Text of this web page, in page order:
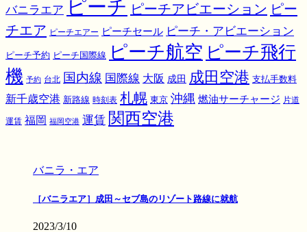
バニラエア ピーチ ピーチアビエーション ピー
チエア ピーチエアー ピーチセール ピーチ・アビエーション
ピーチ予約 ピーチ国際線 ピーチ航空 ピーチ飛行
機 予約 台北 国内線 国際線 大阪 成田 成田空港 支払手数料
新千歳空港 新路線 時刻表 札幌 東京 沖縄 燃油サーチャージ 片道
運賃 福岡 福岡空港 運賃 関西空港
バニラ・エア
［バニラエア］成田～セブ島のリゾート路線に就航
2023/3/10